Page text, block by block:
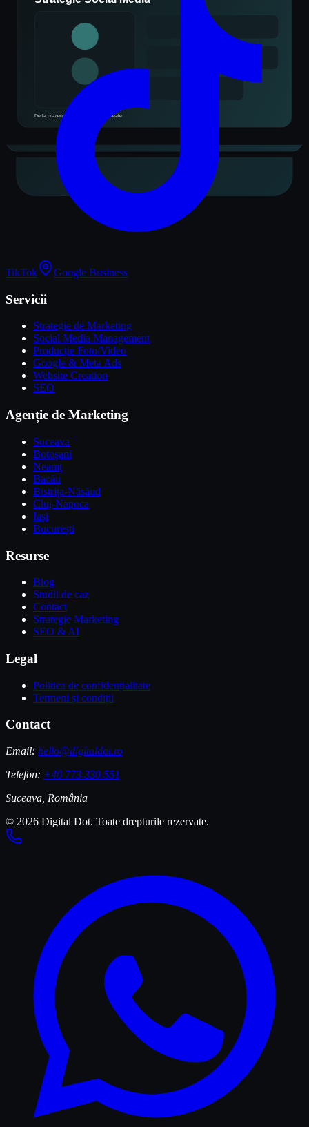
TikTok Google Business
Servicii
Strategie de Marketing
Social Media Management
Producție Foto/Video
Google & Meta Ads
Website Creation
SEO
Agenție de Marketing
Suceava
Botoșani
Neamț
Bacău
Bistrița-Năsăud
Cluj-Napoca
Iași
București
Resurse
Blog
Studii de caz
Contact
Strategie Marketing
SEO & AI
Legal
Politica de confidențialitate
Termeni și condiții
Contact
Email: hello@digitaldot.ro
Telefon: +40 773 330 551
Suceava, România
© 2026 Digital Dot. Toate drepturile rezervate.